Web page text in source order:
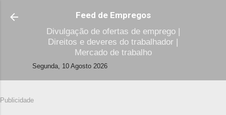
Avançar para o conteúdo principal
Feed de Empregos
Divulgação de ofertas de emprego |
Direitos e deveres do trabalhador |
Mercado de trabalho
Segunda, 10 Agosto 2026
Publicidade